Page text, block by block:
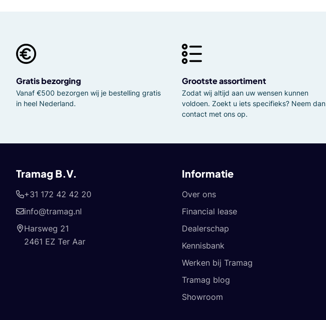
Gratis bezorging
Vanaf €500 bezorgen wij je bestelling gratis
in heel Nederland.
Grootste assortiment
Zodat wij altijd aan uw wensen kunnen
voldoen. Zoekt u iets specifieks? Neem dan
contact met ons op.
Tramag B.V.
+31 172 42 42 20
info@tramag.nl
Harsweg 21
2461 EZ Ter Aar
Informatie
Over ons
Financial lease
Dealerschap
Kennisbank
Werken bij Tramag
Tramag blog
Showroom